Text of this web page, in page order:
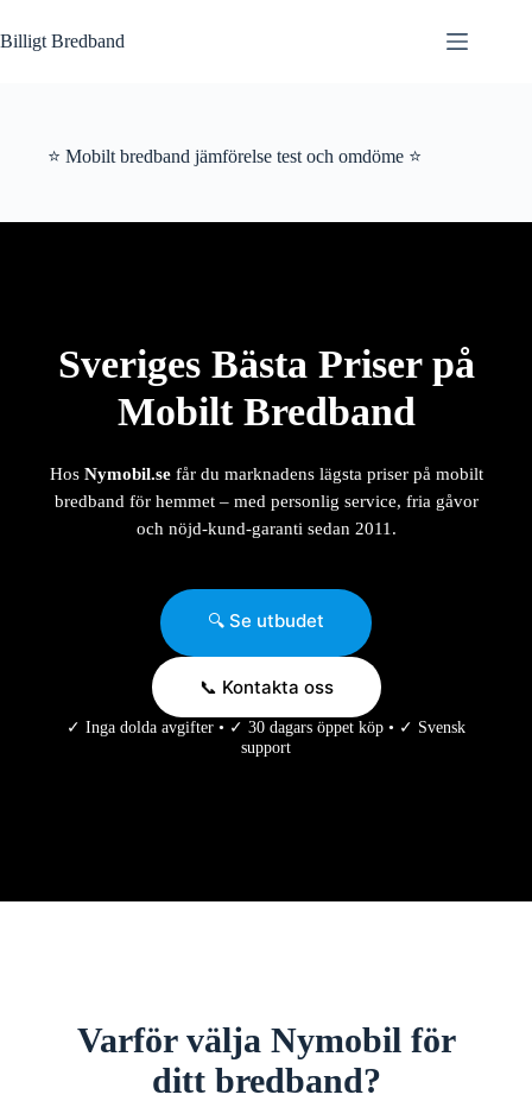
till
innehåll
Billigt Bredband
⭐ Mobilt bredband jämförelse test och omdöme ⭐
Sveriges Bästa Priser på
Mobilt Bredband
Hos Nymobil.sefår du marknadens lägsta priser på mobilt
bredband för hemmet – med personlig service, fria gåvor
och nöjd-kund-garanti sedan 2011.
🔍 Se utbudet
📞 Kontakta oss
✓ Inga dolda avgifter • ✓ 30 dagars öppet köp • ✓ Svensk
support
Varför välja Nymobil för
ditt bredband?